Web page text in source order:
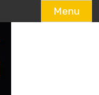
Menu